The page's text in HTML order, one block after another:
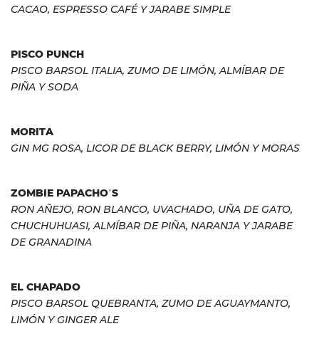
CACAO, ESPRESSO CAFÉ Y JARABE SIMPLE
PISCO PUNCH
PISCO BARSOL ITALIA, ZUMO DE LIMÓN, ALMÍBAR DE
PIÑA Y SODA
MORITA
GIN MG ROSA, LICOR DE BLACK BERRY, LIMÓN Y MORAS
ZOMBIE PAPACHO’S
RON AÑEJO, RON BLANCO, UVACHADO, UÑA DE GATO,
CHUCHUHUASI, ALMÍBAR DE PIÑA, NARANJA Y JARABE
DE GRANADINA
EL CHAPADO
PISCO BARSOL QUEBRANTA, ZUMO DE AGUAYMANTO,
LIMÓN Y GINGER ALE